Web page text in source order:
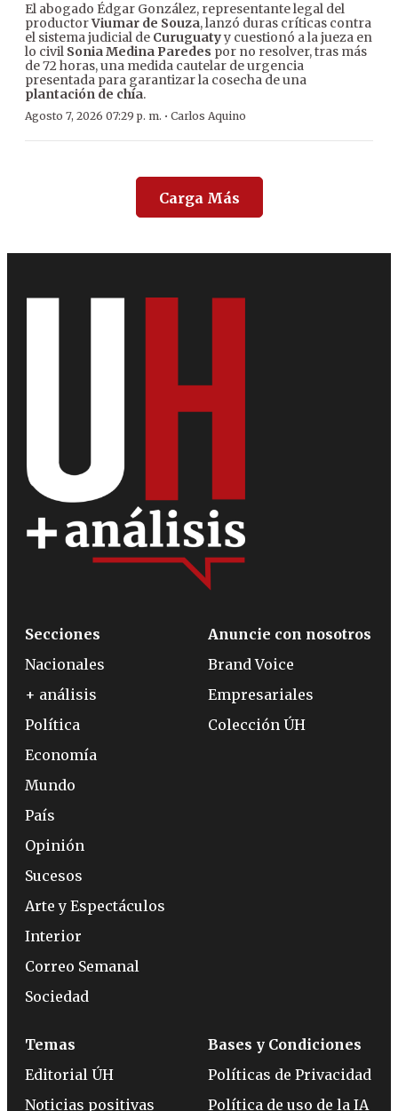
El abogado Édgar González, representante legal del
productorViumar de Souza, lanzó duras críticas contra
el sistema judicial de Curuguatyy cuestionó a la jueza en
lo civil Sonia Medina Paredes por no resolver, tras más
de 72 horas, una medida cautelar de urgencia
presentada para garantizar la cosecha de una
plantación de chía.
Agosto 7, 2026 07:29 p. m. · Carlos Aquino
Carga Más
Secciones
Nacionales
+ análisis
Política
Economía
Mundo
País
Opinión
Sucesos
Arte y Espectáculos
Interior
Correo Semanal
Sociedad
Anuncie con nosotros
Brand Voice
Empresariales
Colección ÚH
Temas
Editorial ÚH
Noticias positivas
Bases y Condiciones
Políticas de Privacidad
Política de uso de la IA